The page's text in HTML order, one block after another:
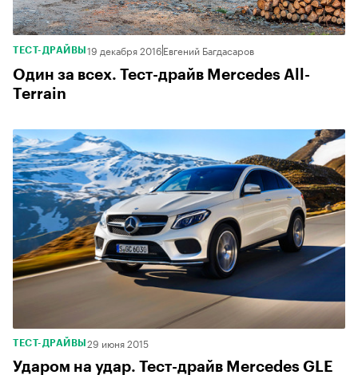
ТЕСТ-ДРАЙВЫ 19 декабря 2016Евгений Багдасаров
Один за всех. Тест-драйв Mercedes All-
Terrain
ТЕСТ-ДРАЙВЫ 29 июня 2015
Ударом на удар. Тест-драйв Mercedes GLE